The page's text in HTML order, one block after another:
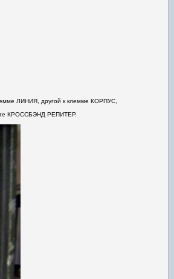
ЛИНИЯ, другой к клемме КОРПУС,
КРОССБЭНД РЕПИТЕР.